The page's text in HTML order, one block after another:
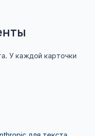
У каждой карточки